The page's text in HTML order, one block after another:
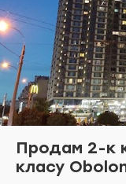
Продам 2-к
класу